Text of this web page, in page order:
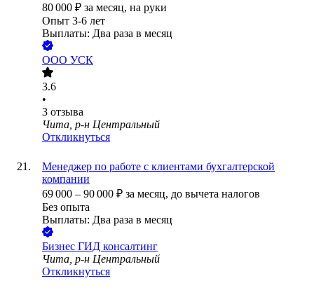
80 000 ₽ за месяц, на руки
Опыт 3-6 лет
Выплаты: Два раза в месяц
ООО УСК
3.6
•
3 отзыва
Чита, р-н Центральный
Откликнуться
Менеджер по работе с клиентами бухгалтерской
компании
69 000 – 90 000 ₽ за месяц, до вычета налогов
Без опыта
Выплаты: Два раза в месяц
Бизнес ГИД консалтинг
Чита, р-н Центральный
Откликнуться